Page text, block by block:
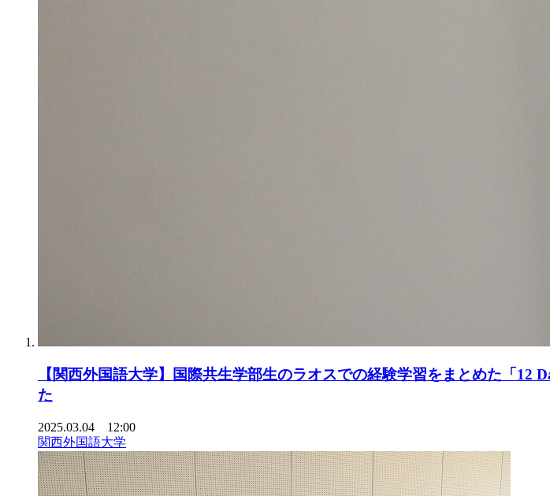
【関西外国語大学】国際共生学部生のラオスでの経験学習をまとめた「12
た
2025.03.04 12:00
関西外国語大学